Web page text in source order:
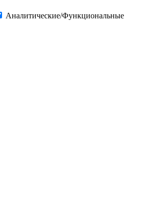
Аналитические/Функциональные